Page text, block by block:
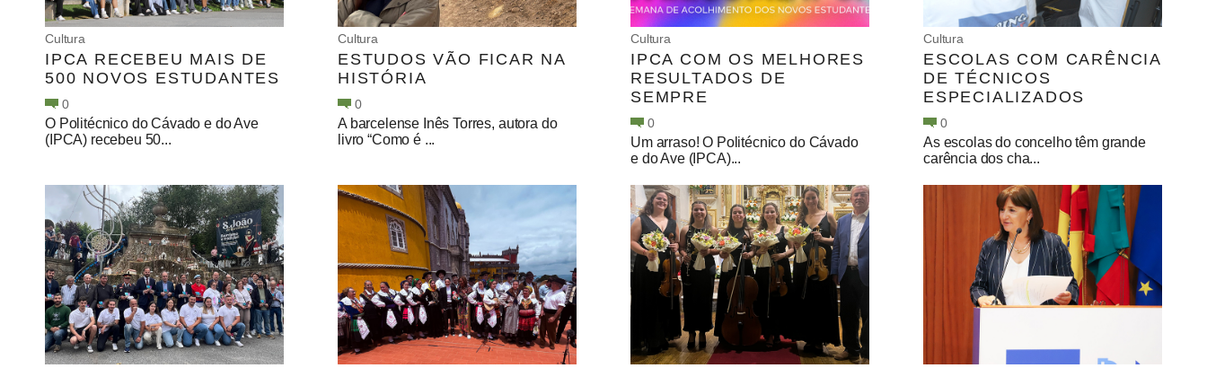
Cultura
IPCA RECEBEU MAIS DE
500 NOVOS ESTUDANTES
0
O Politécnico do Cávado e do Ave
(IPCA) recebeu 50...
Cultura
ESTUDOS VÃO FICAR NA
HISTÓRIA
0
A barcelense Inês Torres, autora do
livro “Como é ...
Cultura
IPCA COM OS MELHORES
RESULTADOS DE
SEMPRE
0
Um arraso! O Politécnico do Cávado
e do Ave (IPCA)...
Cultura
ESCOLAS COM CARÊNCIA
DE TÉCNICOS
ESPECIALIZADOS
0
As escolas do concelho têm grande
carência dos cha...